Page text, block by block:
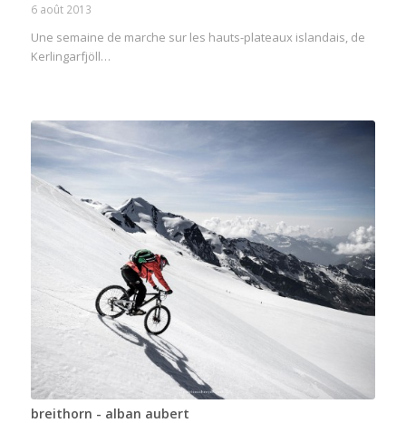
6 août 2013
Une semaine de marche sur les hauts-plateaux islandais, de
Kerlingarfjöll…
breithorn - alban aubert